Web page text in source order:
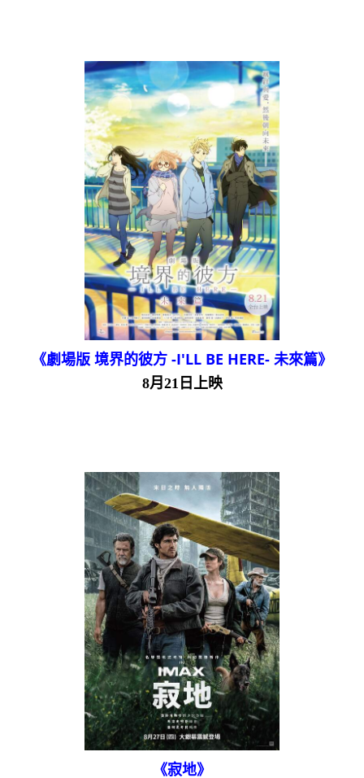
《劇場版 境界的彼方 -I'LL BE HERE- 未來篇》
8月21日上映
《寂地》